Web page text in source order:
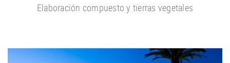
Elaboración compuesto y tierras vegetales